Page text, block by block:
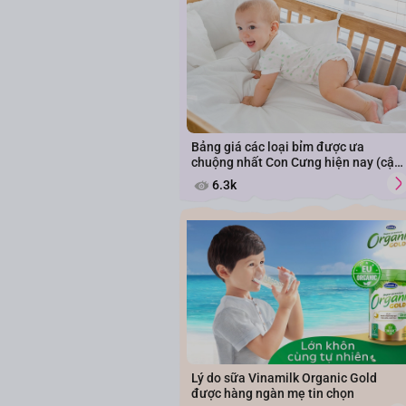
Bảng giá các loại bỉm được ưa
chuộng nhất Con Cưng hiện nay (cập
nhật năm 2026)
6.3k
Lý do sữa Vinamilk Organic Gold
được hàng ngàn mẹ tin chọn